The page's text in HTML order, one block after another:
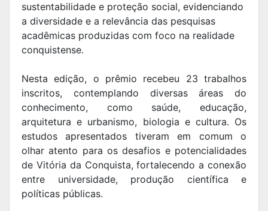
sustentabilidade e proteção social, evidenciando
a diversidade e a relevância das pesquisas
acadêmicas produzidas com foco na realidade
conquistense.
Nesta edição, o prêmio recebeu 23 trabalhos
inscritos, contemplando diversas áreas do
conhecimento, como saúde, educação,
arquitetura e urbanismo, biologia e cultura. Os
estudos apresentados tiveram em comum o
olhar atento para os desafios e potencialidades
de Vitória da Conquista, fortalecendo a conexão
entre universidade, produção científica e
políticas públicas.